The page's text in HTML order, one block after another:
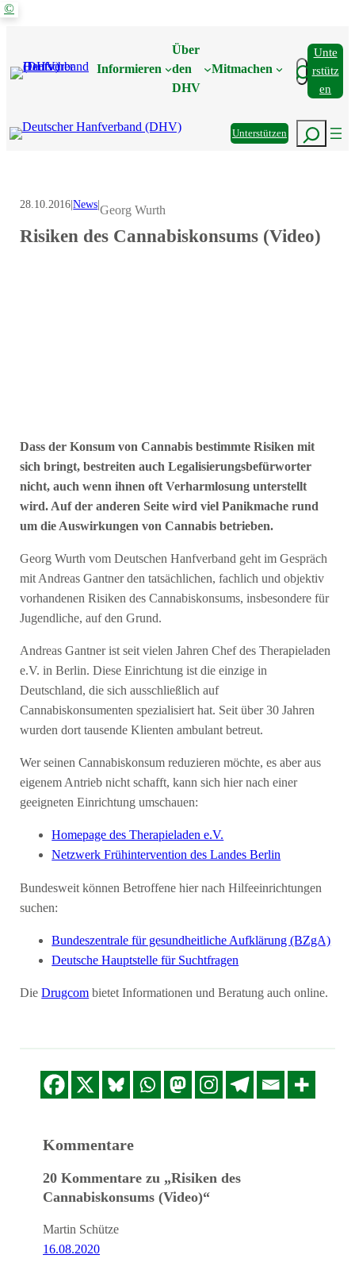
Zum
Informieren
Über
den
DHV
Mitmachen Suchen
Unte
Rstütz
En
UnterstützenSuchen
©
28.10.2016|News|Georg Wurth
Risiken des Cannabiskonsums (Video)
Dass der Konsum von Cannabis bestimmte Risiken mit
sich bringt, bestreiten auch Legalisierungsbefürworter
nicht, auch wenn ihnen oft Verharmlosung unterstellt
wird. Auf der anderen Seite wird viel Panikmache rund
um die Auswirkungen von Cannabis betrieben.
Georg Wurth vom Deutschen Hanfverband geht im Gespräch
mit Andreas Gantner den tatsächlichen, fachlich und objektiv
vorhandenen Risiken des Cannabiskonsums, insbesondere für
Jugendliche, auf den Grund.
Andreas Gantner ist seit vielen Jahren Chef des Therapieladen
e.V. in Berlin. Diese Einrichtung ist die einzige in
Deutschland, die sich ausschließlich auf
Cannabiskonsumenten spezialisiert hat. Seit über 30 Jahren
wurden dort tausende Klienten ambulant betreut.
Wer seinen Cannabiskonsum reduzieren möchte, es aber aus
eigenem Antrieb nicht schafft, kann sich hier nach einer
geeigneten Einrichtung umschauen:
Homepage des Therapieladen e.V.
Netzwerk Frühintervention des Landes Berlin
Bundesweit können Betroffene hier nach Hilfeeinrichtungen
suchen:
Bundeszentrale für gesundheitliche Aufklärung (BZgA)
Deutsche Hauptstelle für Suchtfragen
DieDrugcom bietet Informationen und Beratung auch online.
Kommentare
20 Kommentare zu „Risiken des
Cannabiskonsums (Video)“
Martin Schütze
16.08.2020